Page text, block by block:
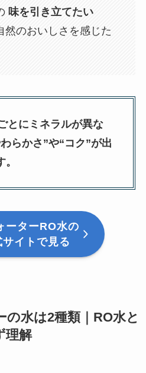
味を引き立てたい
然のおいしさを感じた
とにミネラルが異な
らかさ”や“コク”が出
ーターRO水の
イトで見る
水は2種類｜RO水と
理解